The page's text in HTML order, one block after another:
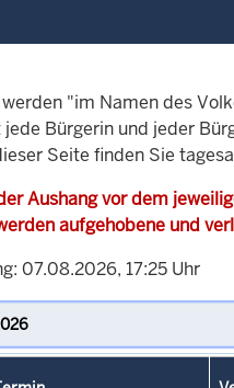
"im Namen des
Bürgerin und jeder
Seite finden Sie
Aushang vor dem
aufgehobene und
07.08.2026, 17:25 Uhr